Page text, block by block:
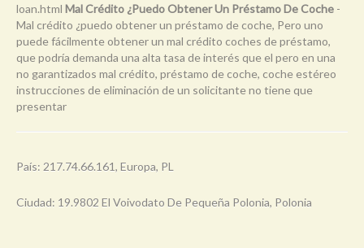
loan.html Mal Crédito ¿Puedo Obtener Un Préstamo De Coche -
Mal crédito ¿puedo obtener un préstamo de coche, Pero uno
puede fácilmente obtener un mal crédito coches de préstamo,
que podría demanda una alta tasa de interés que el pero en una
no garantizados mal crédito, préstamo de coche, coche estéreo
instrucciones de eliminación de un solicitante no tiene que
presentar
País: 217.74.66.161, Europa, PL
Ciudad: 19.9802 El Voivodato De Pequeña Polonia, Polonia